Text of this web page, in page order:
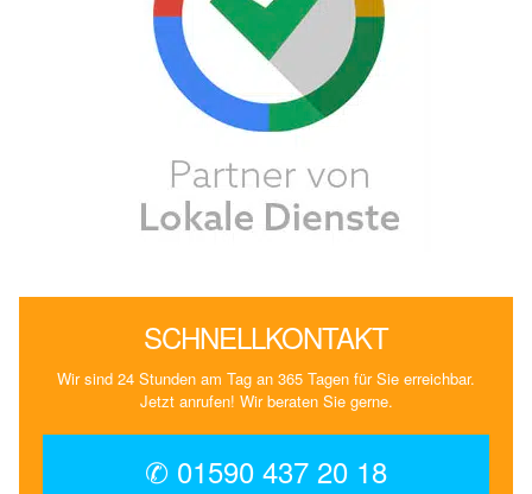
SCHNELLKONTAKT
Wir sind 24 Stunden am Tag an 365 Tagen für Sie erreichbar.
Jetzt anrufen! Wir beraten Sie gerne.
✆ 01590 437 20 18